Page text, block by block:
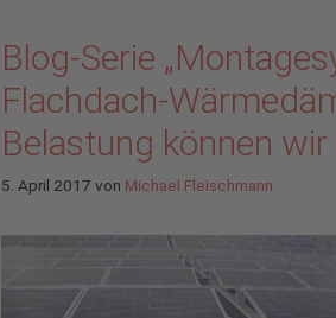
Blog-Serie
Flachdach-
Belastung können
5. April 2017 von Michael Fleischmann